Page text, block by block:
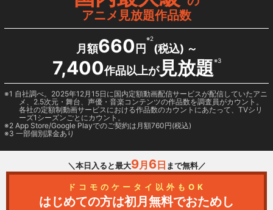
アニメ見放題作品数
月額660 円
※2
(税込) ～
7,400作品以上が見放題※3
1 自社調べ。2025年12月15日に国内定額動画配信サービスが配信していたアニ
メ、2.5次元・舞台、声優・音楽コンテンツの作品数を調査員がカウント。
各社の定額制動画サービスにおける作品数のカウントにあたって、TVシリ
ーズ1シーズンごとにカウント。
2 App Store/Google Playでのご契約は月額760円(税込)
3 一部個別課金あり
＼本日入ると最大9月 6日 まで無料／
ドコモのケータイ以外もOK
はじめての方は初月無料でおためし